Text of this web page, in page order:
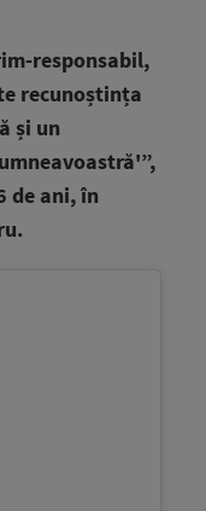
responsabil,
recunoștința
și un
de ani, în